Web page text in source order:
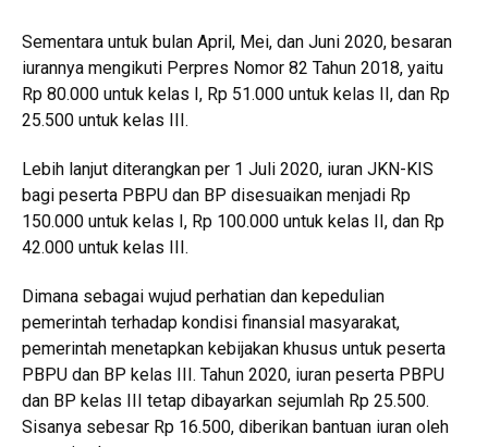
Sementara untuk bulan April, Mei, dan Juni 2020, besaran
iurannya mengikuti Perpres Nomor 82 Tahun 2018, yaitu
Rp 80.000 untuk kelas I, Rp 51.000 untuk kelas II, dan Rp
25.500 untuk kelas III.
Lebih lanjut diterangkan per 1 Juli 2020, iuran JKN-KIS
bagi peserta PBPU dan BP disesuaikan menjadi Rp
150.000 untuk kelas I, Rp 100.000 untuk kelas II, dan Rp
42.000 untuk kelas III.
Dimana sebagai wujud perhatian dan kepedulian
pemerintah terhadap kondisi finansial masyarakat,
pemerintah menetapkan kebijakan khusus untuk peserta
PBPU dan BP kelas III. Tahun 2020, iuran peserta PBPU
dan BP kelas III tetap dibayarkan sejumlah Rp 25.500.
Sisanya sebesar Rp 16.500, diberikan bantuan iuran oleh